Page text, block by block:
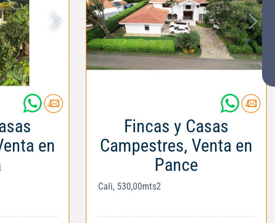
en
Fincas y Casas
Campestres, Venta en
Pance
Cali, 530,00mts2